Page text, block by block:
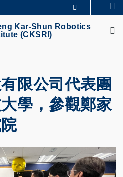
ACADEMIC DEPARTMENTS A-Z
LIBRARY
Kar-Shun Robotics
(CKSRI)
限公司代表團
學，參觀鄭家